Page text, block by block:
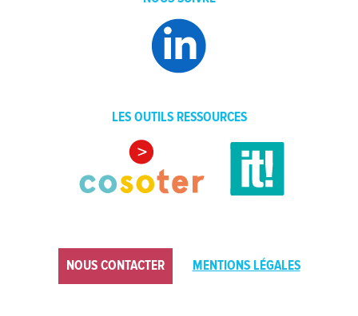
LES OUTILS RESSOURCES
NOUS CONTACTER MENTIONS LÉGALES